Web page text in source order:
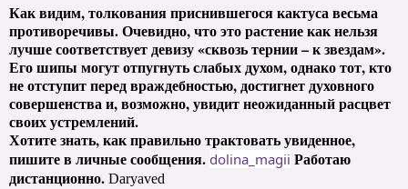
Как видим, толкования приснившегося кактуса весьма
противоречивы. Очевидно, что это растение как нельзя
лучше соответствует девизу «сквозь тернии – к звездам».
Его шипы могут отпугнуть слабых духом, однако тот, кто
не отступит перед враждебностью, достигнет духовного
совершенства и, возможно, увидит неожиданный расцвет
своих устремлений.
Хотите знать, как правильно трактовать увиденное,
пишите в личные сообщения. dolina_magii Работаю
дистанционно. Daryaved